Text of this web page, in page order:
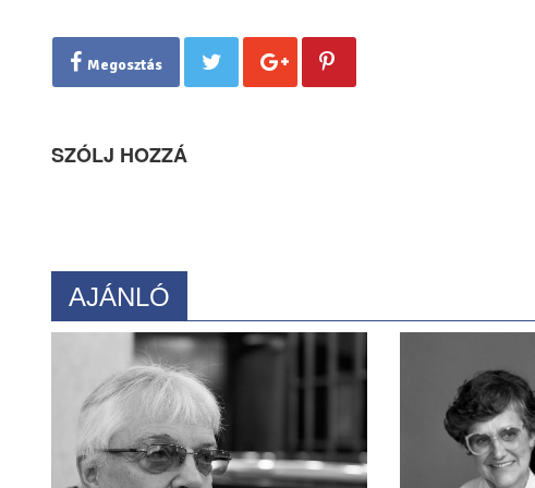
Megosztás
SZÓLJ HOZZÁ
AJÁNLÓ